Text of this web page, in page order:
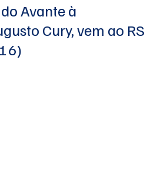
Avante à
Cury, vem ao RS